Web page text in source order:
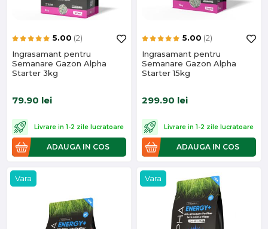
5.00 (2)
Ingrasamant pentru
Semanare Gazon Alpha
Starter 3kg
79.90 lei
Livrare in 1-2 zile lucratoare
ADAUGA IN COS
5.00 (2)
Ingrasamant pentru
Semanare Gazon Alpha
Starter 15kg
299.90 lei
Livrare in 1-2 zile lucratoare
ADAUGA IN COS
Vara Vara